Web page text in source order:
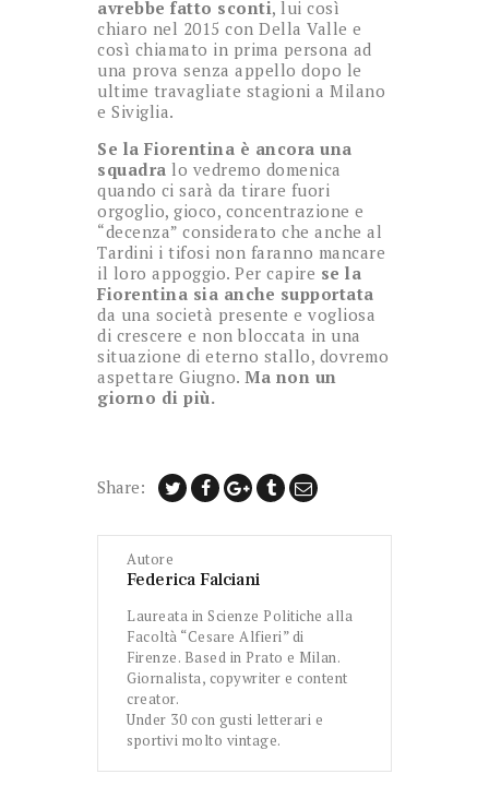
avrebbe fatto sconti, lui così
chiaro nel 2015 con Della Valle e
così chiamato in prima persona ad
una prova senza appello dopo le
ultime travagliate stagioni a Milano
e Siviglia.
Se la Fiorentina è ancora una
squadra lo vedremo domenica
quando ci sarà da tirare fuori
orgoglio, gioco, concentrazione e
“decenza” considerato che anche al
Tardini i tifosi non faranno mancare
il loro appoggio. Per capire se la
Fiorentina sia anche supportata
da una società presente e vogliosa
di crescere e non bloccata in una
situazione di eterno stallo, dovremo
aspettare Giugno. Ma non un
giorno di più.
Share:
Autore
Federica Falciani
Laureata in Scienze Politiche alla
Facoltà “Cesare Alfieri” di
Firenze. Based in Prato e Milan.
Giornalista, copywriter e content
creator.
Under 30 con gusti letterari e
sportivi molto vintage.